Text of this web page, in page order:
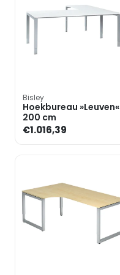
Bisley
Hoekbureau »Leuven«
200 cm
€1.016,39